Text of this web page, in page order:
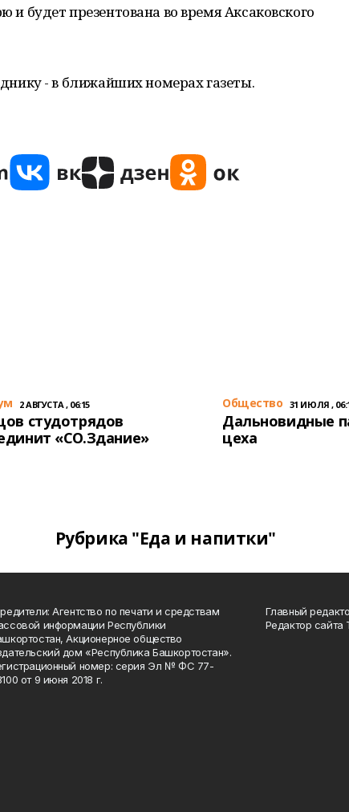
будет презентована во время Аксаковского
- в ближайших номерах газеты.
2 АВГУСТА , 06:15
студотрядов
«СО.Здание»
Общество 31 ИЮЛЯ ,
Дальновидные
цеха
Рубрика "Еда и напитки"
Агентство по печати и средствам
информации Республики
Акционерное общество
дом «Республика Башкортостан».
номер: серия Эл № ФС 77-
от 9 июня 2018 г.
Главный
Редактор сайта